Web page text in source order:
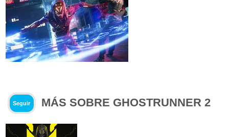
Seguir MÁS SOBRE GHOSTRUNNER 2